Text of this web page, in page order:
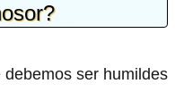
ser humildes